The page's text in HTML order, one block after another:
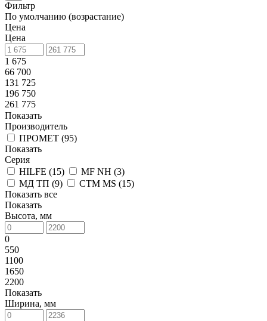
Фильтр
По умолчанию (возрастание)
Цена
Цена
1 675
66 700
131 725
196 750
261 775
Показать
Производитель
ПРОМЕТ (95)
Показать
Серия
HILFE (15) MF NH (3)
МД ТП (9) СТМ MS (15)
Показать все
Показать
Высота, мм
0
550
1100
1650
2200
Показать
Ширина, мм